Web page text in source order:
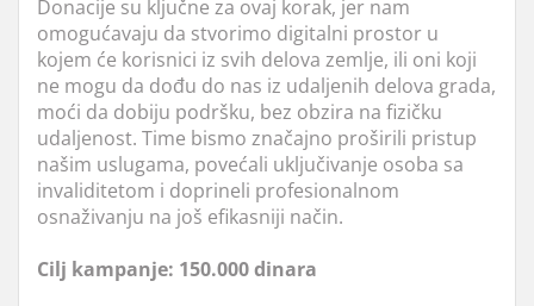
Donacije su ključne za ovaj korak, jer nam
omogućavaju da stvorimo digitalni prostor u
kojem će korisnici iz svih delova zemlje, ili oni koji
ne mogu da dođu do nas iz udaljenih delova grada,
moći da dobiju podršku, bez obzira na fizičku
udaljenost. Time bismo značajno proširili pristup
našim uslugama, povećali uključivanje osoba sa
invaliditetom i doprineli profesionalnom
osnaživanju na još efikasniji način.
Cilj kampanje: 150.000 dinara